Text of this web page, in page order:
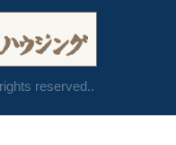
reserved..